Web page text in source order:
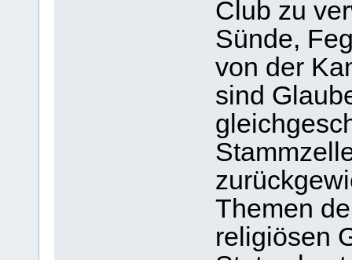
Club zu
Sünde,
von der
sind
Themen
religiösen